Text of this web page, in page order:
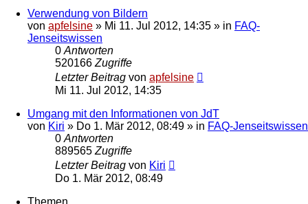
Verwendung von Bildern
von apfelsine » Mi 11. Jul 2012, 14:35 » in FAQ-
Jenseitswissen
0Antworten
520166Zugriffe
Letzter Beitrag von apfelsine
Mi 11. Jul 2012, 14:35
Umgang mit den Informationen von JdT
von Kiri » Do 1. Mär 2012, 08:49 » in FAQ-Jenseitswissen
0Antworten
889565Zugriffe
Letzter Beitrag von Kiri
Do 1. Mär 2012, 08:49